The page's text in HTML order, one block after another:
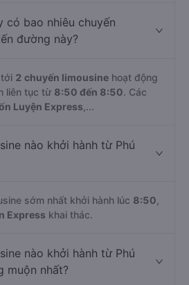
có bao nhiêu chuyến
đường này?
2 chuyến limousine hoạt động
liên tục từ 8:50 đến 8:50. Các
Luyện Express ,...
nào khởi hành từ Phú
sớm nhất khởi hành lúc 8:50
Express khai thác.
nào khởi hành từ Phú
muộn nhất?